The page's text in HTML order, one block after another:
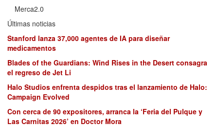
Merca2.0
Últimas noticias
Stanford lanza 37,000 agentes de IA para diseñar
medicamentos
Blades of the Guardians: Wind Rises in the Desert consagra
el regreso de Jet Li
Halo Studios enfrenta despidos tras el lanzamiento de Halo:
Campaign Evolved
Con cerca de 90 expositores, arranca la ‘Feria del Pulque y
Las Carnitas 2026’ en Doctor Mora